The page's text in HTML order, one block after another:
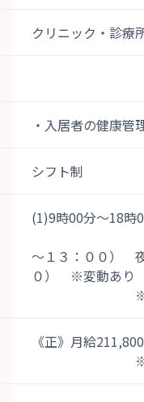
クリニック・診療
・入居者の健康
シフト制
(1)9時00分～18時
９：００～
～１３：００）
０） ※変動あり
※残業
《正》月給
※試用